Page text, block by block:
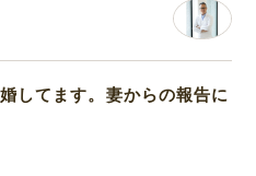
してます。妻からの報告に